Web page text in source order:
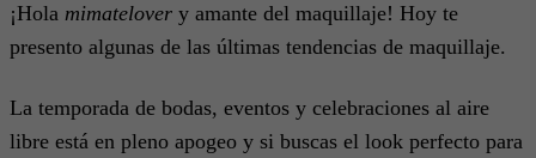
¡Hola mimatelover y amante del maquillaje! Hoy te
presento algunas de las últimas tendencias de maquillaje.
La temporada de bodas, eventos y celebraciones al aire
libre está en pleno apogeo y si buscas el look perfecto para